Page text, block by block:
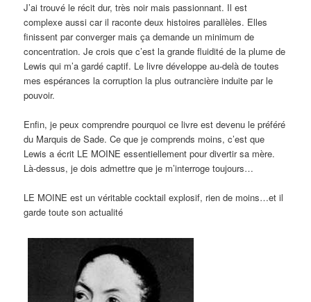
J’ai trouvé le récit dur, très noir mais passionnant. Il est
complexe aussi car il raconte deux histoires parallèles. Elles
finissent par converger mais ça demande un minimum de
concentration. Je crois que c’est la grande fluidité de la plume de
Lewis qui m’a gardé captif. Le livre développe au-delà de toutes
mes espérances la corruption la plus outrancière induite par le
pouvoir.
Enfin, je peux comprendre pourquoi ce livre est devenu le préféré
du Marquis de Sade. Ce que je comprends moins, c’est que
Lewis a écrit LE MOINE essentiellement pour divertir sa mère.
Là-dessus, je dois admettre que je m’interroge toujours…
LE MOINE est un véritable cocktail explosif, rien de moins…et il
garde toute son actualité